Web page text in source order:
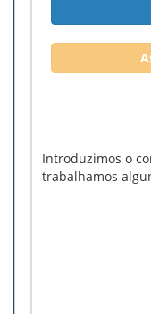
Introduzimos o
trabalhamos